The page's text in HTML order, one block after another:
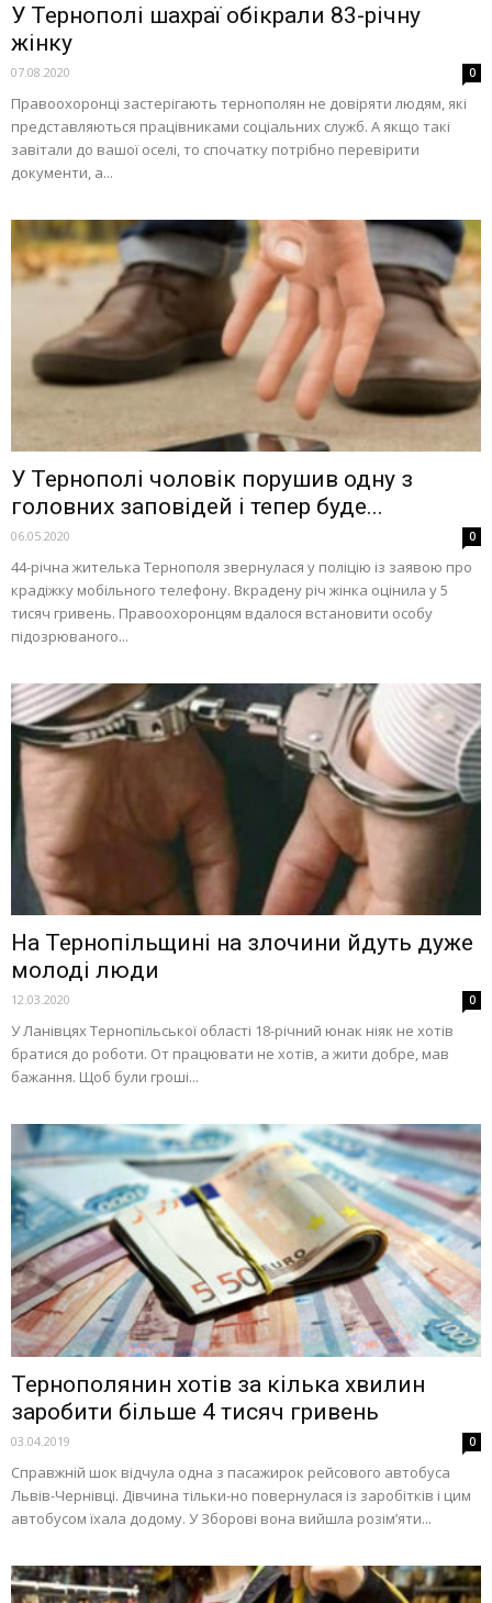
У Тернополі шахраї обікрали 83-річну
жінку
07.08.2020 0
Правоохоронці застерігають тернополян не довіряти людям, які
представляються працівниками соціальних служб. А якщо такі
завітали до вашої оселі, то спочатку потрібно перевірити
документи, а...
У Тернополі чоловік порушив одну з
головних заповідей і тепер буде...
06.05.2020 0
44-річна жителька Тернополя звернулася у поліцію із заявою про
крадіжку мобільного телефону. Вкрадену річ жінка оцінила у 5
тисяч гривень. Правоохоронцям вдалося встановити особу
підозрюваного...
На Тернопільщині на злочини йдуть дуже
молоді люди
12.03.2020 0
У Ланівцях Тернопільської області 18-річний юнак ніяк не хотів
братися до роботи. От працювати не хотів, а жити добре, мав
бажання. Щоб були гроші...
Тернополянин хотів за кілька хвилин
заробити більше 4 тисяч гривень
03.04.2019 0
Справжній шок відчула одна з пасажирок рейсового автобуса
Львів-Чернівці. Дівчина тільки-но повернулася із заробітків і цим
автобусом їхала додому. У Зборові вона вийшла розім’яти...